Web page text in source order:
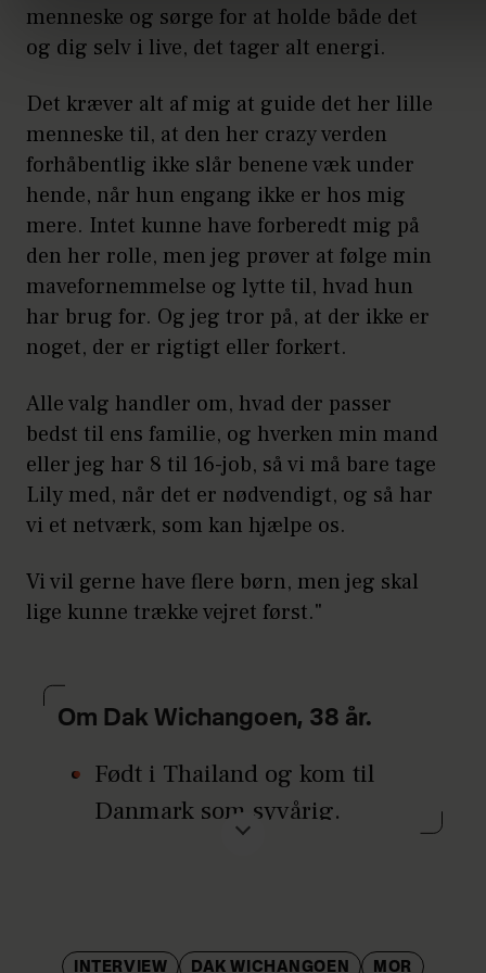
menneske og sørge for at holde både det
og dig selv i live, det tager alt energi.
Det kræver alt af mig at guide det her lille
menneske til, at den her crazy verden
forhåbentlig ikke slår benene væk under
hende, når hun engang ikke er hos mig
mere. Intet kunne have forberedt mig på
den her rolle, men jeg prøver at følge min
mavefornemmelse og lytte til, hvad hun
har brug for. Og jeg tror på, at der ikke er
noget, der er rigtigt eller forkert.
Alle valg handler om, hvad der passer
bedst til ens familie, og hverken min mand
eller jeg har 8 til 16-job, så vi må bare tage
Lily med, når det er nødvendigt, og så har
vi et netværk, som kan hjælpe os.
Vi vil gerne have flere børn, men jeg skal
lige kunne trække vejret først."
Om Dak Wichangoen, 38 år.
Født i Thailand og kom til
Danmark som syvårig.
læreplads på restauranten
INTERVIEW DAK WICHANGOEN MOR